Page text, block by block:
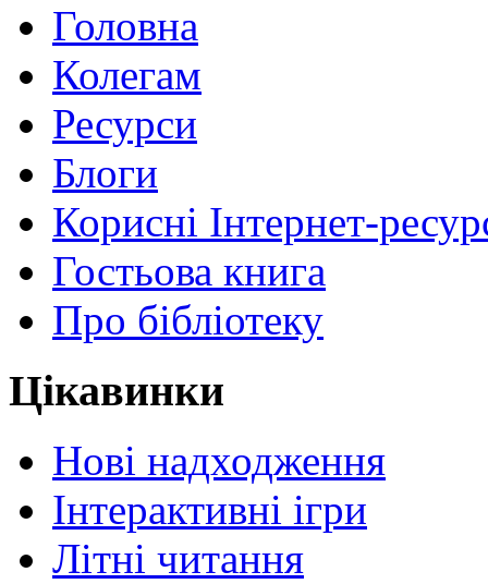
Головна
Колегам
Ресурси
Блоги
Корисні Інтернет-
Гостьова книга
Про бібліотеку
Цікавинки
Нові надходження
Інтерактивні ігри
Літні читання